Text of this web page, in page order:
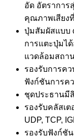
อัด อัตราการ
คุณภาพเสียง
ปุ่มสัมผัสแบบ
การแตะปุ่มไ
แวดล้อมสถา
รองรับการค
ฟังก์ชันการค
ชุดประธานมี
รองรับคลัสเต
UDP, TCP,
รองรับฟังก์ชั